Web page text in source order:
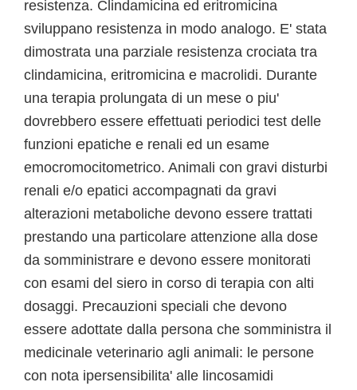
resistenza. Clindamicina ed eritromicina
sviluppano resistenza in modo analogo. E' stata
dimostrata una parziale resistenza crociata tra
clindamicina, eritromicina e macrolidi. Durante
una terapia prolungata di un mese o piu'
dovrebbero essere effettuati periodici test delle
funzioni epatiche e renali ed un esame
emocromocitometrico. Animali con gravi disturbi
renali e/o epatici accompagnati da gravi
alterazioni metaboliche devono essere trattati
prestando una particolare attenzione alla dose
da somministrare e devono essere monitorati
con esami del siero in corso di terapia con alti
dosaggi. Precauzioni speciali che devono
essere adottate dalla persona che somministra il
medicinale veterinario agli animali: le persone
con nota ipersensibilita' alle lincosamidi